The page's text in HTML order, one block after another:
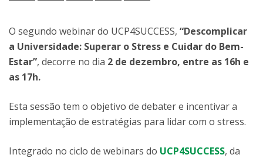
O segundo webinar do UCP4SUCCESS, “Descomplicar
a Universidade: Superar o Stress e Cuidar do Bem-
Estar”, decorre no dia 2 de dezembro, entre as 16h e
as 17h.
Esta sessão tem o objetivo de debater e incentivar a
implementação de estratégias para lidar com o stress.
Integrado no ciclo de webinars do UCP4SUCCESS, da